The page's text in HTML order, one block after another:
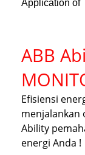
Application of
ABB
Efisiensi
menjalankan
Ability
energi Anda !